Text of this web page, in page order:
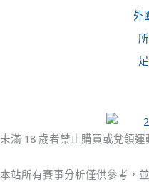
外
未滿 18 歲者禁止購買或兌領運
本站所有賽事分析僅供參考，